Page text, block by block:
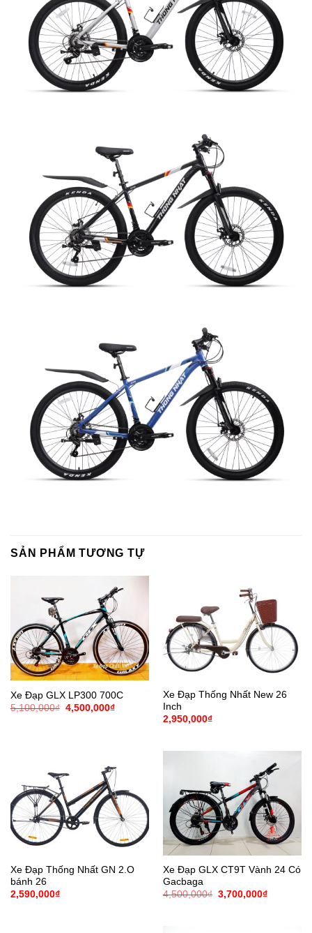
SẢN PHẨM TƯƠNG TỰ
Xe Đạp GLX LP300 700C
5,100,000₫ Giá
4,500,000₫Giá
Xe Đạp Thống Nhất New 26
Inch
2,950,000₫
Xe Đạp Thống Nhất GN 2.O
bánh 26
2,590,000₫
Xe Đạp GLX CT9T Vành 24 Có
Gacbaga
4,500,000₫ Giá
3,700,000₫Giá